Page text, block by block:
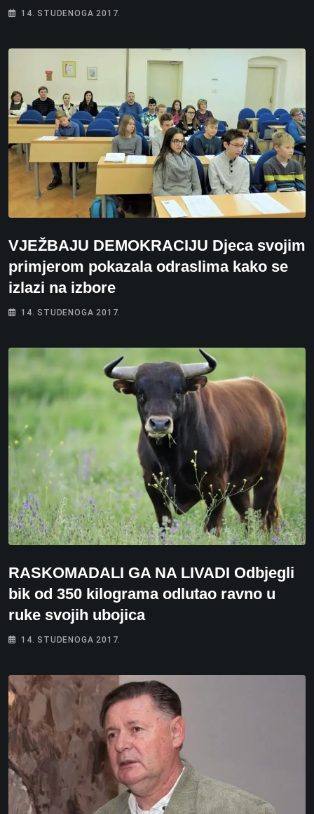
14. STUDENOGA 2017.
VJEŽBAJU DEMOKRACIJU Djeca svojim
primjerom pokazala odraslima kako se
izlazi na izbore
14. STUDENOGA 2017.
RASKOMADALI GA NA LIVADI Odbjegli
bik od 350 kilograma odlutao ravno u
ruke svojih ubojica
14. STUDENOGA 2017.